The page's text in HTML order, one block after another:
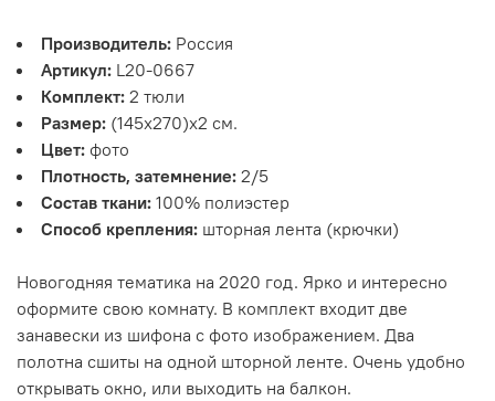
Производитель: Россия
Артикул: L20-0667
Комплект: 2 тюли
Размер: (145х270)х2 см.
Цвет: фото
Плотность, затемнение: 2/5
Состав ткани: 100% полиэстер
Способ крепления: шторная лента (крючки)
Новогодняя тематика на 2020 год. Ярко и интересно
оформите свою комнату. В комплект входит две
занавески из шифона с фото изображением. Два
полотна сшиты на одной шторной ленте. Очень удобно
открывать окно, или выходить на балкон.